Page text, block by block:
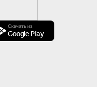
Скачать из
Google Play